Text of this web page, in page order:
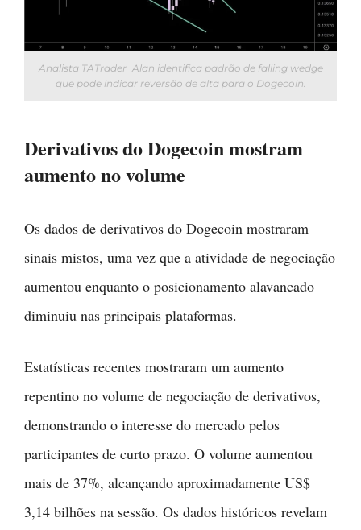
Analista TATrader_Alan identifica padrão de falling wedge
que pode indicar reversão de alta para o Dogecoin.
Derivativos do Dogecoin mostram
aumento no volume
Os dados de derivativos do Dogecoin mostraram
sinais mistos, uma vez que a atividade de negociação
aumentou enquanto o posicionamento alavancado
diminuiu nas principais plataformas.
Estatísticas recentes mostraram um aumento
repentino no volume de negociação de derivativos,
demonstrando o interesse do mercado pelos
participantes de curto prazo. O volume aumentou
mais de 37%, alcançando aproximadamente US$
3,14 bilhões na sessão. Os dados históricos revelam